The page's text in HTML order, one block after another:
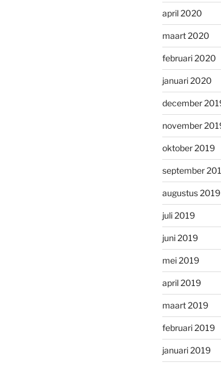
april 2020
maart 2020
februari 2020
januari 2020
december
november
oktober 2019
september
augustus 2019
juli 2019
juni 2019
mei 2019
april 2019
maart 2019
februari 2019
januari 2019